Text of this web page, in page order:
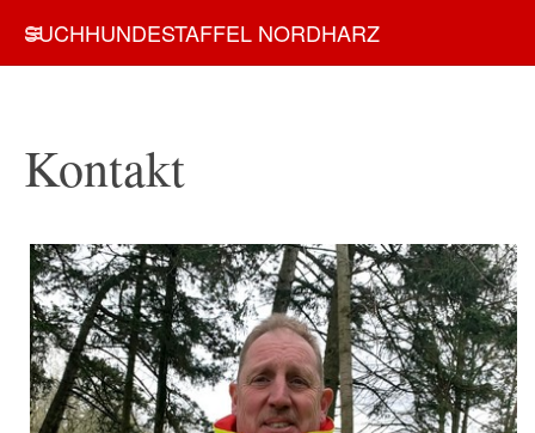
SUCHHUNDESTAFFEL NORDHARZ
Kontakt